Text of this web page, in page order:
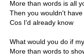
More than words is all
Then you wouldn't
Cos I'd already know
What would you do if
More than words to